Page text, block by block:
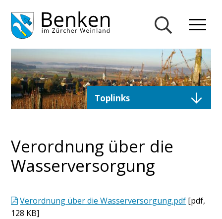
Navigieren in Gemeinde
Schnellnavigation
Direktzugriffe
Toplinks
Verordnung über die
Wasserversorgung
Verordnung über die Wasserversorgung.pdf [pdf,
128 KB]